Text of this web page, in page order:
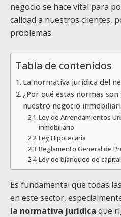
negocio se hace vital para
calidad a nuestros clientes,
problemas.
Tabla de contenidos
La normativa jurídica del
¿Por qué estas normas
nuestro negocio
Ley de Arrendamientos
inmobiliario
Ley Hipotecaria
Reglamento General de
Ley de blanqueo de
Es fundamental que todas
en este sector,
la normativa jurídica que